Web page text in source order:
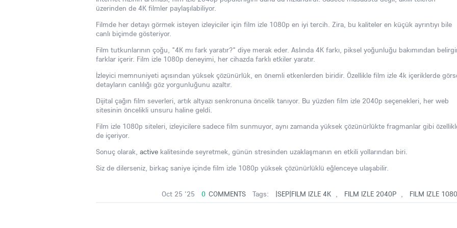
üzerinden de 4K filmler paylaşılabiliyor.
Filmde her detayı görmek isteyen izleyiciler için film izle 1080p en iyi tercih. Zira, bu kaliteler en küçük ayrıntıyı bile
canlı biçimde gösteriyor.
Film tutkunlarının çoğu, "4K mı fark yaratır?" diye merak eder. Aslında 4K farkı, piksel yoğunluğu bakımından
farklar içerir. Film izle 1080p deneyimi, her cihazda farklı etkiler yaratır.
İzleyici memnuniyeti açısından yüksek çözünürlük, en önemli etkenlerden biridir. Özellikle film izle 4k içeriklerde
detayların canlılığı göz yorgunluğunu azaltır.
Dijital çağın film severleri, artık altyazı senkronuna öncelik tanıyor. Bu yüzden film izle 2040p seçenekleri, her web
sitesinin öncelikli unsuru haline geldi.
Film izle 1080p siteleri, izleyicilere sadece film sunmuyor, aynı zamanda yüksek çözünürlükte fragmanlar gibi
de içeriyor.
Sonuç olarak, active kalitesinde seyretmek, günün stresinden uzaklaşmanın en etkili yollarından biri.
Siz de dilerseniz, birkaç saniye içinde film izle 1080p yüksek çözünürlüklü eğlenceye ulaşabilir.
Oct 25 '25 0 COMMENTS Tags: |SEP|FILM IZLE 4K , FILM IZLE 2040P , FILM IZLE